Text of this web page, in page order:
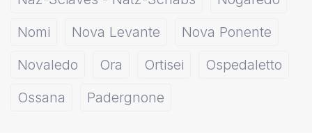
Nomi
Nova Levante
Nova Ponente
Novaledo
Ora Ortisei
Ospedaletto
Ossana
Padergnone